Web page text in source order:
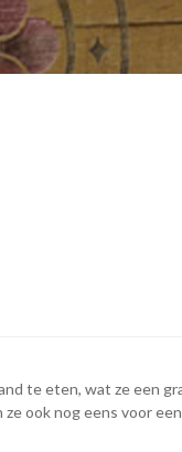
te eten, wat ze een
ook nog eens voor